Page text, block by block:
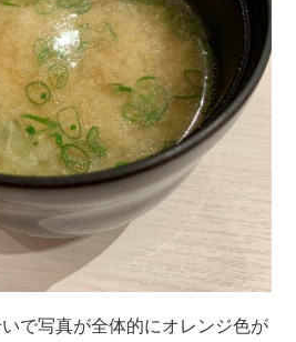
で写真が全体的にオレンジ色が